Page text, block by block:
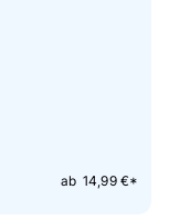
ab 14,99 €*